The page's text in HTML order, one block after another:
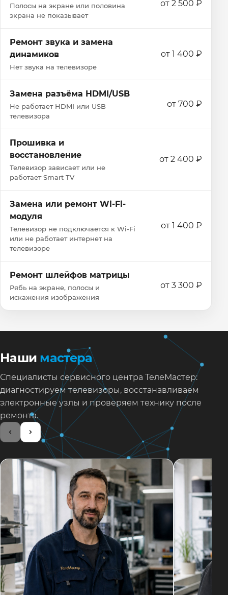
Полосы на экране или половина
экрана не показывает
от 2 500 ₽
Ремонт звука и замена
динамиков
Нет звука на телевизоре
от 1 400 ₽
Замена разъёма HDMI/USB
Не работает HDMI или USB
телевизора
от 700 ₽
Прошивка и
восстановление
Телевизор зависает или не
работает Smart TV
от 2 400 ₽
Замена или ремонт Wi‑Fi-
модуля
Телевизор не подключается к Wi‑Fi
или не работает интернет на
телевизоре
от 1 400 ₽
Ремонт шлейфов матрицы
Рябь на экране, полосы и
искажения изображения
от 3 300 ₽
Наши мастера
Специалисты сервисного центра ТелеМастер:
диагностируем телевизоры, восстанавливаем
электронные узлы и проверяем технику после
ремонта.